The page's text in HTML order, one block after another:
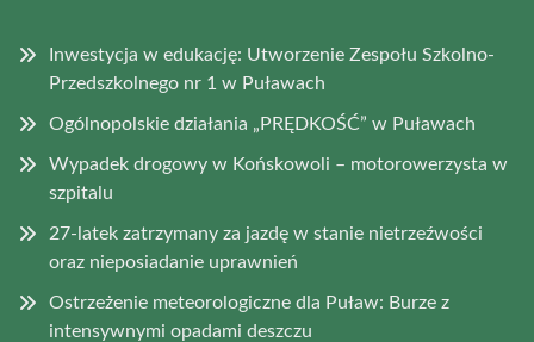
Inwestycja w edukację: Utworzenie Zespołu Szkolno-
Przedszkolnego nr 1 w Puławach
Ogólnopolskie działania „PRĘDKOŚĆ” w Puławach
Wypadek drogowy w Końskowoli – motorowerzysta w
szpitalu
27-latek zatrzymany za jazdę w stanie nietrzeźwości
oraz nieposiadanie uprawnień
Ostrzeżenie meteorologiczne dla Puław: Burze z
intensywnymi opadami deszczu